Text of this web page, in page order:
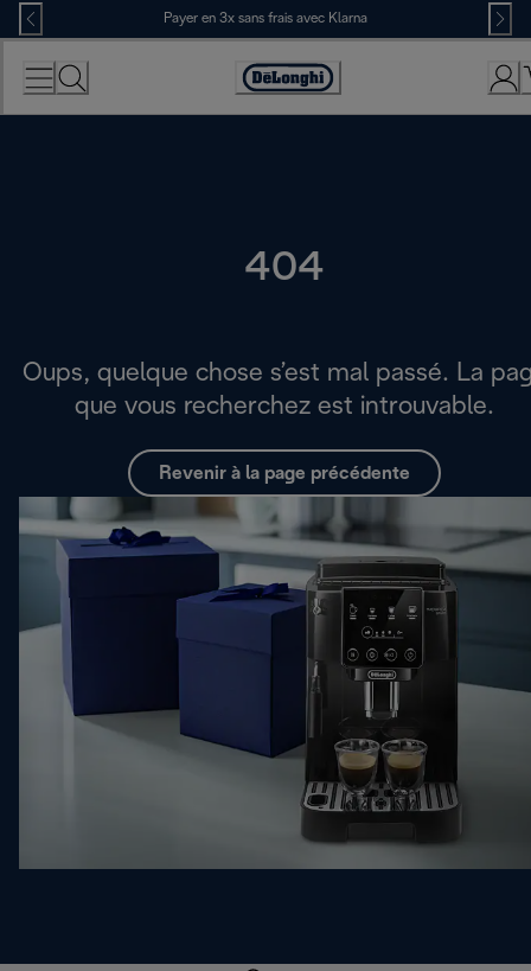
Skip
to
Content
Payer en 3x sans frais avec Klarna
Déclaration
d'accessibilité
404
Oups, quelque chose s’est mal passé. La
que vous recherchez est introuvable.
Revenir à la page précédente